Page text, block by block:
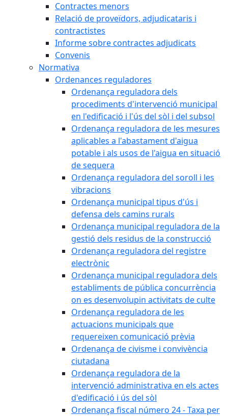
Contractes menors
Relació de proveïdors, adjudicataris i
contractistes
Informe sobre contractes adjudicats
Convenis
Normativa
Ordenances reguladores
Ordenança reguladora dels
procediments d'intervenció municipal
en l'edificació i l'ús del sòl i del subsol
Ordenança reguladora de les mesures
aplicables a l'abastament d'aigua
potable i als usos de l'aigua en situació
de sequera
Ordenança reguladora del soroll i les
vibracions
Ordenança municipal tipus d'ús i
defensa dels camins rurals
Ordenança municipal reguladora de la
gestió dels residus de la construcció
Ordenança reguladora del registre
electrònic
Ordenança municipal reguladora dels
establiments de pública concurrència
on es desenvolupin activitats de culte
Ordenança reguladora de les
actuacions municipals que
requereixen comunicació prèvia
Ordenança de civisme i convivència
ciutadana
Ordenança reguladora de la
intervenció administrativa en els actes
d'edificació i ús del sòl
Ordenança fiscal número 24 - Taxa per